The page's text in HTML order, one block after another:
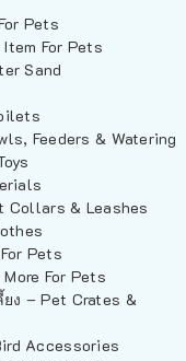
Pets
For Pets
Sand
Feeders & Watering
Collars & Leashes
Pets
For Pets
ง – Pet Crates &
Accessories